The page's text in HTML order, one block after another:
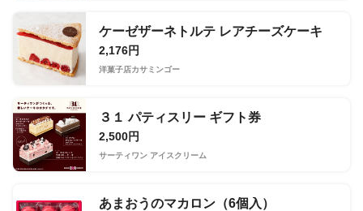
ケーゼザーネトルテ レアチーズケーキ
2,176円
洋菓子店カサミンゴー
３１ パティスリー ギフト券
2,500円
サーティワン アイスクリーム
あまおうのマカロン（6個入）